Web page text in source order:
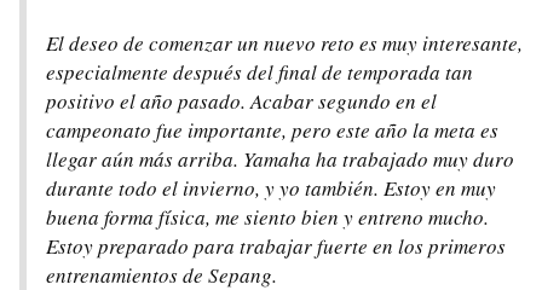
El deseo de comenzar un nuevo reto es muy interesante,
especialmente después del final de temporada tan
positivo el año pasado. Acabar segundo en el
campeonato fue importante, pero este año la meta es
llegar aún más arriba. Yamaha ha trabajado muy duro
durante todo el invierno, y yo también. Estoy en muy
buena forma física, me siento bien y entreno mucho.
Estoy preparado para trabajar fuerte en los primeros
entrenamientos de Sepang.